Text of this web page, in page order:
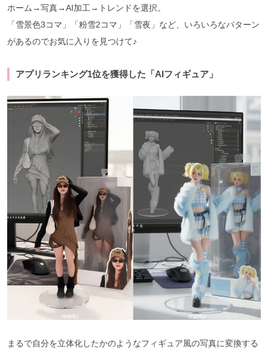
ホーム→写真→AI加工→トレンドを選択。
「雪景色3コマ」「粉雪2コマ」「雪夜」など、いろいろなパターン
があるのでお気に入りを見つけて♪
アプリランキング1位を獲得した「AIフィギュア」
まるで自分を立体化したかのようなフィギュア風の写真に変換する